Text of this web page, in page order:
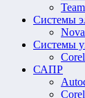
Системы
Системы
САПР
Corel